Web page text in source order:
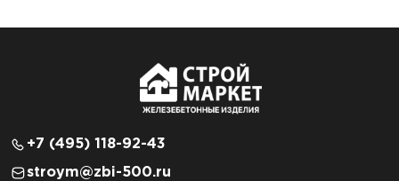
+7 (495) 118-92-43
stroym@zbi-500.ru